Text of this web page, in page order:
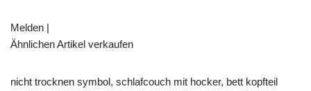
Melden |
Ähnlichen Artikel verkaufen
nicht trocknen symbol, schlafcouch mit hocker, bett kopfteil